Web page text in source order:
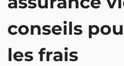
conseils
les frais